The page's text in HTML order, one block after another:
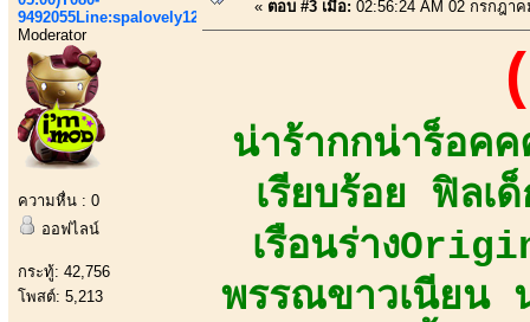
9492055Line:spalovely123
Moderator
ความหื่น : 0
ออฟไลน์
กระทู้: 42,756
โพสต์: 5,213
« ตอบ #3 เมื่อ: 02:56:24 AM 02 กรกฎาค
น่าร้ากกน่าร็อ
เรียบร้อย ฟิล
เรือนร่าง
พรรณขาวเนียน